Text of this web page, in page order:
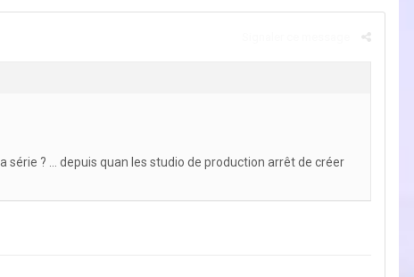
série ? ... depuis quan les studio de production arrêt de créer